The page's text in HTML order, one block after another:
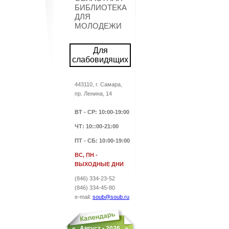
БИБЛИОТЕКА
ДЛЯ
МОЛОДЕЖИ
Для
слабовидящих
443110, г. Самара,
пр. Ленина, 14
ВТ - СР: 10:00-19:00
ЧТ: 10::00-21:00
ПТ - СБ: 10:00-19:00
ВС, ПН -
ВЫХОДНЫЕ ДНИ
(846) 334-23-52
(846) 334-45-80
e-mail: soub@soub.ru